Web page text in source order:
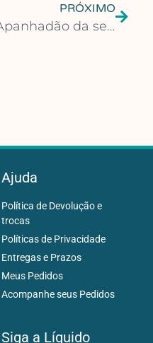
PRÓXIMO
Apanhadão da semana: Prefeita de Canoinhas (SC) joga livros fora em vídeo nas redes sociais
Ajuda
Política de Devolução e
trocas
Políticas de Privacidade
Entregas e Prazos
Meus Pedidos
Acompanhe seus Pedidos
Siga a Líquido